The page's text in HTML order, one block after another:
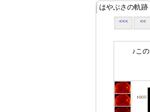
はやぶさの軌跡
<<< <<
♪この